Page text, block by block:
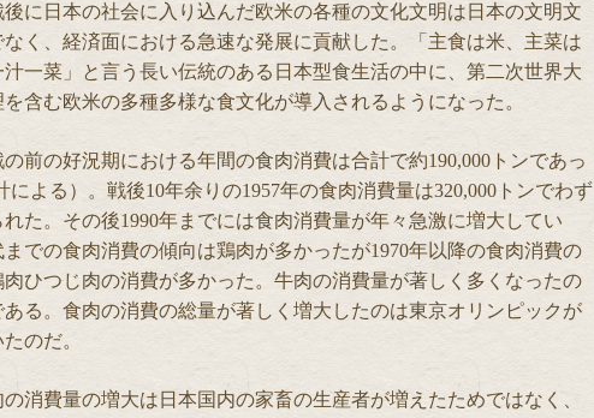
に日本の社会に入り込んだ欧米の各種の文化文明は日本の文明文
く、経済面における急速な発展に貢献した。「主食は米、主菜は
一菜」と言う長い伝統のある日本型食生活の中に、第二次世界大
含む欧米の多種多様な食文化が導入されるようになった。
前の好況期における年間の食肉消費は合計で約190,000トンであっ
による）。戦後10年余りの1957年の食肉消費量は320,000トンでわず
た。その後1990年までには食肉消費量が年々急激に増大してい
までの食肉消費の傾向は鶏肉が多かったが1970年以降の食肉消費の
ひつじ肉の消費が多かった。牛肉の消費量が著しく多くなったの
ある。食肉の消費の総量が著しく増大したのは東京オリンピックが
のだ。
消費量の増大は日本国内の家畜の生産者が増えたためではなく、